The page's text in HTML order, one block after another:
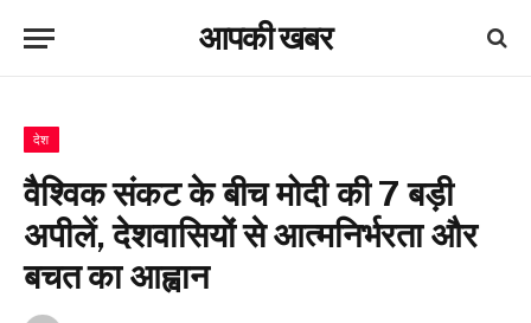
आपकी खबर
देश
वैश्विक संकट के बीच मोदी की 7 बड़ी
अपीलें, देशवासियों से आत्मनिर्भरता और
बचत का आह्वान